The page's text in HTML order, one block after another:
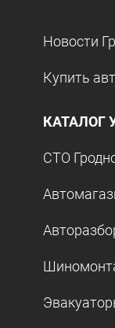
Новости
Купить
КАТАЛОГ
СТО